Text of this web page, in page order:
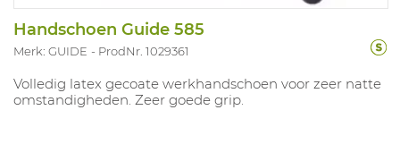
Handschoen Guide 585
Merk: GUIDE ProdNr. 1029361
Volledig latex gecoate werkhandschoen voor zeer natte
omstandigheden. Zeer goede grip.